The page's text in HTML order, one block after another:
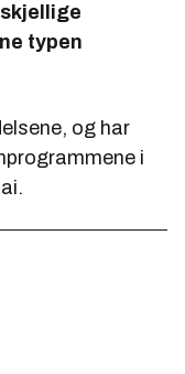
typen
og har
i